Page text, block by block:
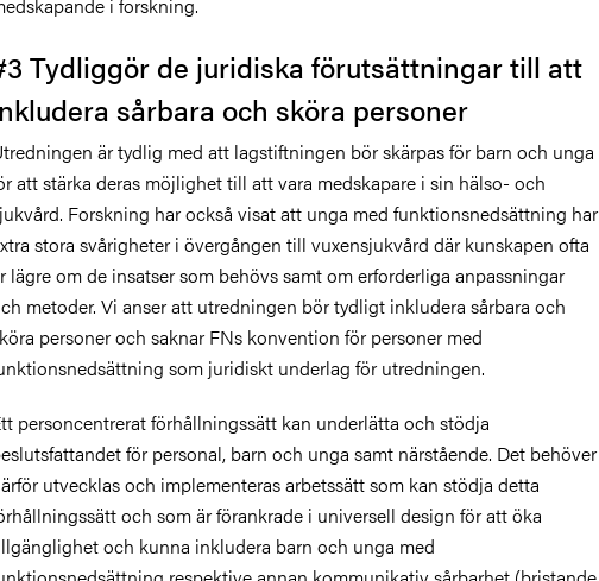
Tydliggör de juridiska förutsättningar till att
sårbara och sköra personer
är tydlig med att lagstiftningen bör skärpas för barn och unga
att stärka deras möjlighet till att vara medskapare i sin hälso- och
Forskning har också visat att unga med funktionsnedsättning har
stora svårigheter i övergången till vuxensjukvård där kunskapen ofta
lägre om de insatser som behövs samt om erforderliga anpassningar
metoder. Vi anser att utredningen bör tydligt inkludera sårbara och
personer och saknar FNs konvention för personer med
som juridiskt underlag för utredningen.
personcentrerat förhållningssätt kan underlätta och stödja
för personal, barn och unga samt närstående. Det behöver
utvecklas och implementeras arbetssätt som kan stödja detta
och som är förankrade i universell design för att öka
och kunna inkludera barn och unga med